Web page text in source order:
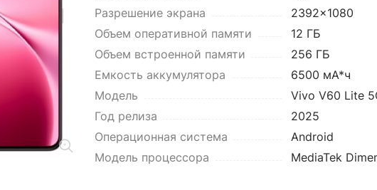
Разрешение экрана
2392x1080
Объем оперативной памяти
12 ГБ
Объем встроенной памяти
256 ГБ
Емкость аккумулятора
6500 мА*ч
Модель
Vivo V60 Lite
Год релиза
2025
Операционная система
Android
Модель процессора
MediaTek